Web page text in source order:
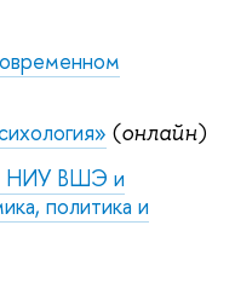
(онлайн)
НИУ ВШЭ и
политика и